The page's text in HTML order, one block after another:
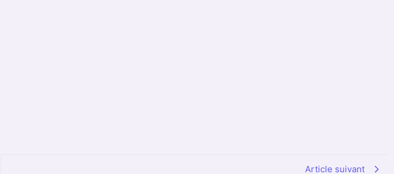
Article suivant